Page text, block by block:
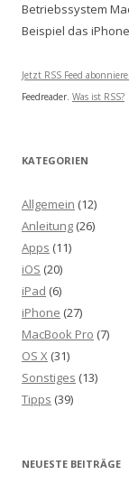
Betriebssystem
Beispiel das
Jetzt RSS Feed
Feedreader. Was ist RSS?
KATEGORIEN
Allgemein (12)
Anleitung (26)
Apps (11)
iOS (20)
iPad (6)
iPhone (27)
MacBook Pro (7)
OS X (31)
Sonstiges (13)
Tipps (39)
NEUESTE BEITRÄGE